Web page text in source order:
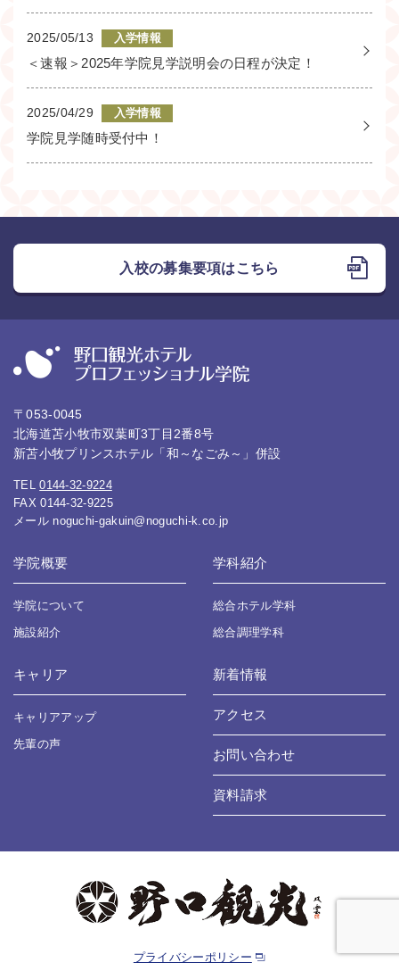
2025/05/13 入学情報
＜速報＞2025年学院見学説明会の日程が決定！
2025/04/29 入学情報
学院見学随時受付中！
入校の募集要項はこちら
〒053-0045
北海道苫小牧市双葉町3丁目2番8号
新苫小牧プリンスホテル「和～なごみ～」併設
TEL0144-32-9224
FAX 0144-32-9225
メール noguchi-gakuin@noguchi-k.co.jp
学院概要
学院について
施設紹介
学科紹介
総合ホテル学科
総合調理学科
キャリア
キャリアアップ
先輩の声
新着情報
アクセス
お問い合わせ
資料請求
プライバシーポリシー